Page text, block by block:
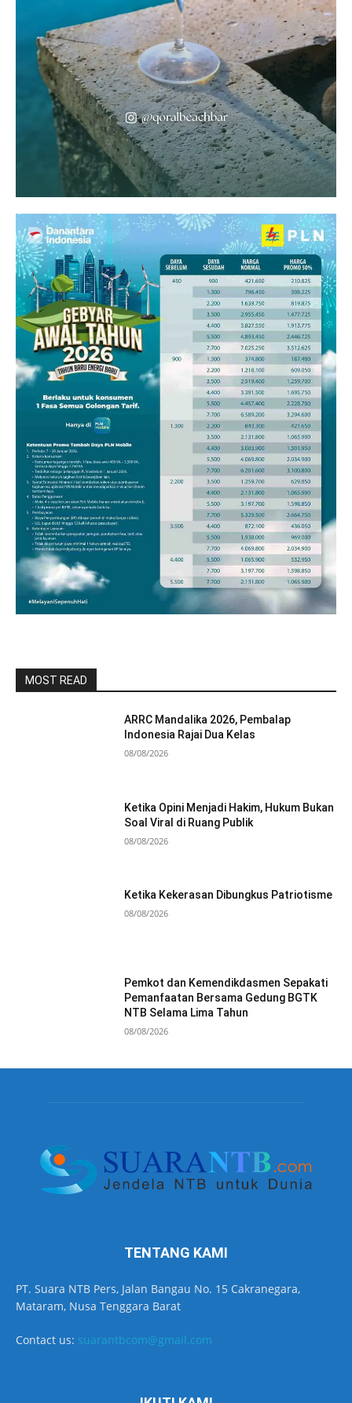
MOST READ
ARRC Mandalika 2026, Pembalap
Indonesia Rajai Dua Kelas
08/08/2026
Ketika Opini Menjadi Hakim, Hukum Bukan
Soal Viral di Ruang Publik
08/08/2026
Ketika Kekerasan Dibungkus Patriotisme
08/08/2026
Pemkot dan Kemendikdasmen Sepakati
Pemanfaatan Bersama Gedung BGTK
NTB Selama Lima Tahun
08/08/2026
TENTANG KAMI
PT. Suara NTB Pers, Jalan Bangau No. 15 Cakranegara,
Mataram, Nusa Tenggara Barat
Contact us: suarantbcom@gmail.com